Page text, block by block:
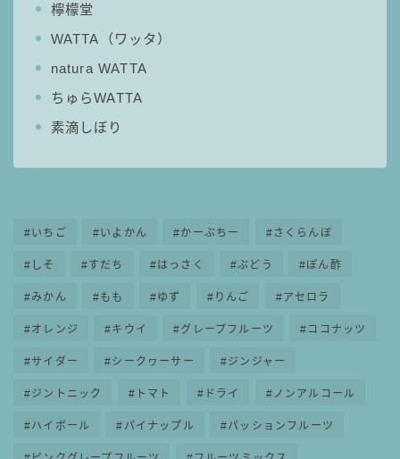
檸檬堂
WATTA（ワッタ）
natura WATTA
ちゅらWATTA
素滴しぼり
いちご いよかん かーぶちー さくらんぼ
しそ すだち はっさく ぶどう ぽん酢
みかん もも ゆず りんご アセロラ
オレンジ キウイ グレープフルーツ ココナッツ
サイダー シークヮーサー ジンジャー
ジントニック トマト ドライ ノンアルコール
ハイボール パイナップル パッションフルーツ
缶チューハイの売れ筋ランキングはこちら